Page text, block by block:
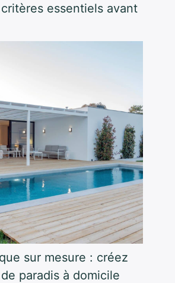
essentiels avant
sur mesure : créez
paradis à domicile